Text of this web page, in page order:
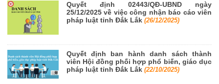
Quyết định 02443/QĐ-UBND ngày
25/12/2025 về việc công nhận báo cáo viên
pháp luật tỉnh Đắk Lắk (26/12/2025)
Quyết định ban hành danh sách thành
viên Hội đồng phối hợp phổ biến, giáo dục
pháp luật tỉnh Đắk Lắk (22/10/2025)